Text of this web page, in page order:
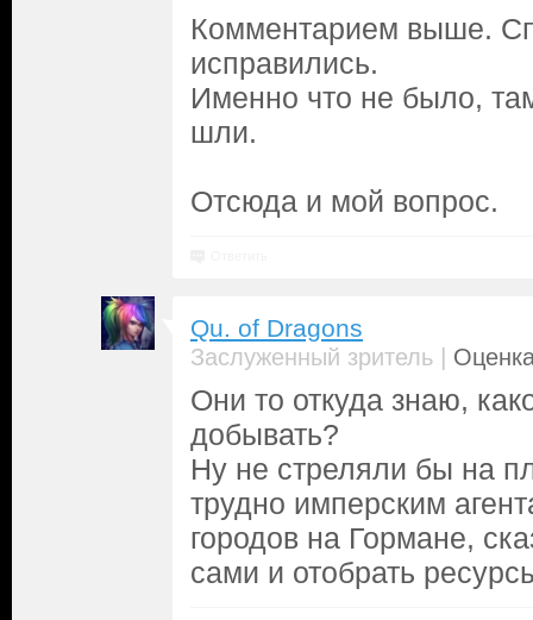
Комментарием выше.
исправились.
Именно что не было,
шли.
Отсюда и мой вопрос.
Qu. of Dragons
Заслуженный зритель |
Они то откуда знаю,
добывать?
Ну не стреляли бы на
трудно имперским
городов на Гормане,
сами и отобрать